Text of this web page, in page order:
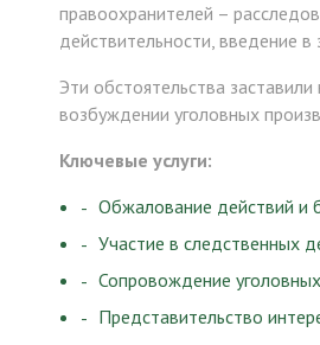
правоохранителей –
действительности, введение
Эти обстоятельства
возбуждении уголовных
Ключевые услуги:
Обжалование действий и
Участие в следственных
Сопровождение
Представительство